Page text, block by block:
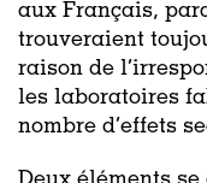
aux Français,
trouveraient
raison de
les laboratoires
nombre d’effets